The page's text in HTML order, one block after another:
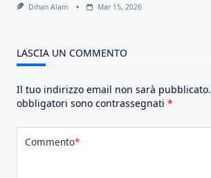
Dihan Alam Mar 15, 2026
LASCIA UN COMMENTO
Il tuo indirizzo email non sarà pubblicato.
obbligatori sono contrassegnati *
Commento*